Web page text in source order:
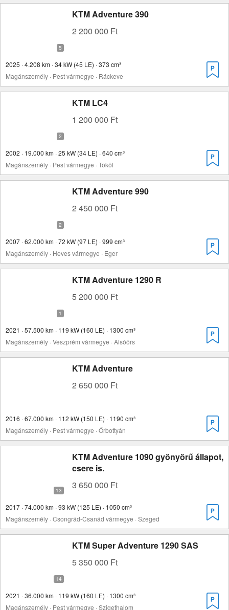
KTM Adventure 390
2 200 000 Ft
2025 · 4.208 km · 34 kW (45 LE) · 373 cm³
Magánszemély · Pest vármegye · Ráckeve
KTM LC4
1 200 000 Ft
2002 · 19.000 km · 25 kW (34 LE) · 640 cm³
Magánszemély · Pest vármegye · Tököl
KTM Adventure 990
2 450 000 Ft
2007 · 62.000 km · 72 kW (97 LE) · 999 cm³
Magánszemély · Heves vármegye · Eger
KTM Adventure 1290 R
5 200 000 Ft
2021 · 57.500 km · 119 kW (160 LE) · 1300 cm³
Magánszemély · Veszprém vármegye · Alsóörs
KTM Adventure
2 650 000 Ft
2016 · 67.000 km · 112 kW (150 LE) · 1190 cm³
Magánszemély · Pest vármegye · Őrbottyán
KTM Adventure 1090 gyönyörű állapot,
csere is.
3 650 000 Ft
2017 · 74.000 km · 93 kW (125 LE) · 1050 cm³
Magánszemély · Csongrád-Csanád vármegye · Szeged
KTM Super Adventure 1290 SAS
5 350 000 Ft
2021 · 36.000 km · 119 kW (160 LE) · 1300 cm³
Magánszemély · Pest vármegye · Szigethalom